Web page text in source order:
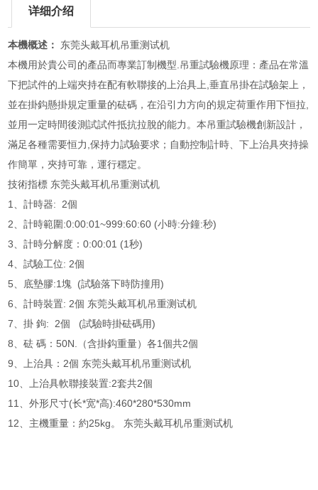
详细介绍
本機概述：
东莞头戴耳机吊重测试机
本機用於貴公司的產品而專業訂制機型.吊重試驗機原理：產品在常溫
下把試件的上端夾持在配有軟聯接的上治具上,垂直吊掛在試驗架上，
並在掛鈎懸掛規定重量的砝碼，在沿引力方向的規定荷重作用下恒拉,
並用一定時間後測試試件抵抗拉脫的能力。本吊重試驗機創新設計，
滿足各種需要恒力,保持力試驗要求；自動控制計時、下上治具夾持操
作簡單，夾持可靠，運行穩定。
技術指標 东莞头戴耳机吊重测试机
1、計時器: 2個
2、計時範圍:0:00:01~999:60:60 (小時:分鐘:秒)
3、計時分解度：0:00:01 (1秒)
4、試驗工位: 2個
5、底墊膠:1塊 (試驗落下時防撞用)
6、計時裝置: 2個 东莞头戴耳机吊重测试机
7、掛 鉤: 2個 (試驗時掛砝碼用)
8、砝 碼：50N.（含掛鈎重量）各1個共2個
9、上治具：2個 东莞头戴耳机吊重测试机
10、上治具軟聯接裝置:2套共2個
11、外形尺寸(长*宽*高):460*280*530mm
12、主機重量：約25kg。 东莞头戴耳机吊重测试机